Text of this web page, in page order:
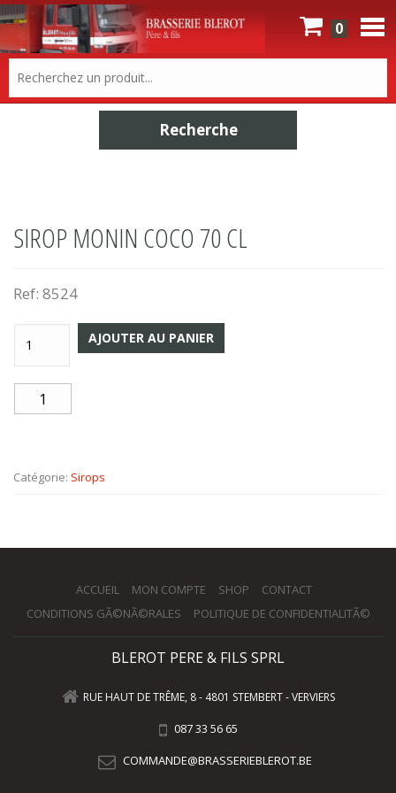
0
SIROP MONIN COCO 70 CL
Ref: 8524
AJOUTER AU PANIER
Catégorie: Sirops
ACCUEIL MON COMPTE SHOP
CONTACT
CONDITIONS GÃ©NÃ©RALES
POLITIQUE DE CONFIDENTIALITÃ©
BLEROT PERE & FILS SPRL
RUE HAUT DE TRÊME, 8 - 4801 STEMBERT - VERVIERS
087 33 56 65
COMMANDE@BRASSERIEBLEROT.BE